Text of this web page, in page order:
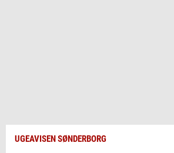
UGEAVISEN SØNDERBORG